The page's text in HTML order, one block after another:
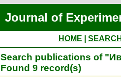
Journal of
HOME
Search publications of
Found 9 record(s)